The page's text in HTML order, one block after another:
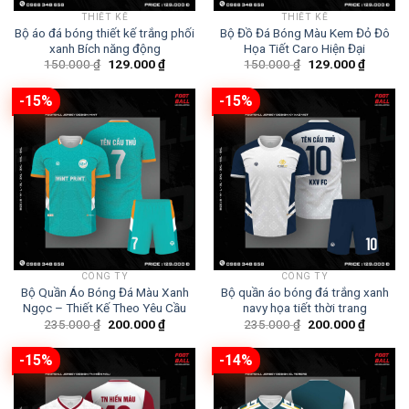
THIẾT KẾ
Bộ áo đá bóng thiết kế trắng phối
xanh Bích năng động
150.000₫ Giá
là:
129.000₫Giá
hiện
tại
là:
129.000 ₫.
THIẾT KẾ
Bộ Đồ Đá Bóng Màu Kem Đỏ Đô
Họa Tiết Caro Hiện Đại
150.000₫ Giá
là:
129.000₫Giá
hiện
tại
là:
-15%
CÔNG TY
Bộ Quần Áo Bóng Đá Màu Xanh
Ngọc – Thiết Kế Theo Yêu Cầu
235.000₫ Giá
là:
200.000₫Giá
hiện
tại
là:
200.000 ₫.
-15%
CÔNG TY
Bộ quần áo bóng đá trắng xanh
navy họa tiết thời trang
235.000₫ Giá
là:
200.000₫Giá
hiện
tại
là:
-15% -14%